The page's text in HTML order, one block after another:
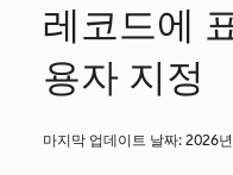
레코드에
용자 지정
마지막 업데이트 날짜: 2026